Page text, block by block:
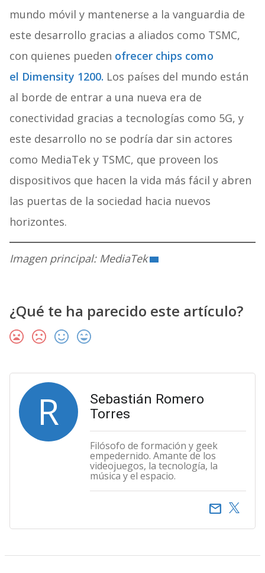
mundo móvil y mantenerse a la vanguardia de
este desarrollo gracias a aliados como TSMC,
con quienes pueden ofrecer chips como
el Dimensity 1200. Los países del mundo están
al borde de entrar a una nueva era de
conectividad gracias a tecnologías como 5G, y
este desarrollo no se podría dar sin actores
como MediaTek y TSMC, que proveen los
dispositivos que hacen la vida más fácil y abren
las puertas de la sociedad hacia nuevos
horizontes.
Imagen principal: MediaTek
¿Qué te ha parecido este artículo?
R
Sebastián Romero
Torres
Filósofo de formación y geek
empedernido. Amante de los
videojuegos, la tecnología, la
música y el espacio.
email